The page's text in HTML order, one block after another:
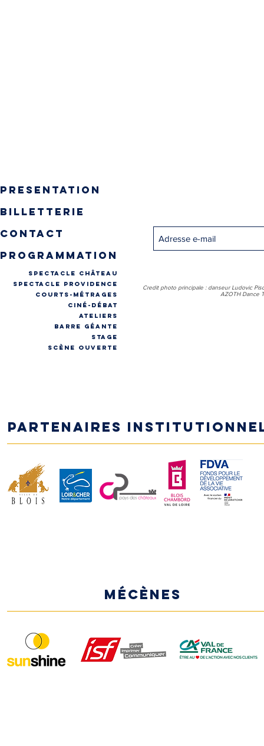
presentation
billetterie
contact
programmation
spectacle château
spectacle providence
COURTS-MÉTRAGES
CINÉ-DÉBAT
ateliers
Barre géante
stage
Scène ouverte
Credit photo principale : danseur Ludovic
AZOTH Dance
Partenaires
MÉCÈNES